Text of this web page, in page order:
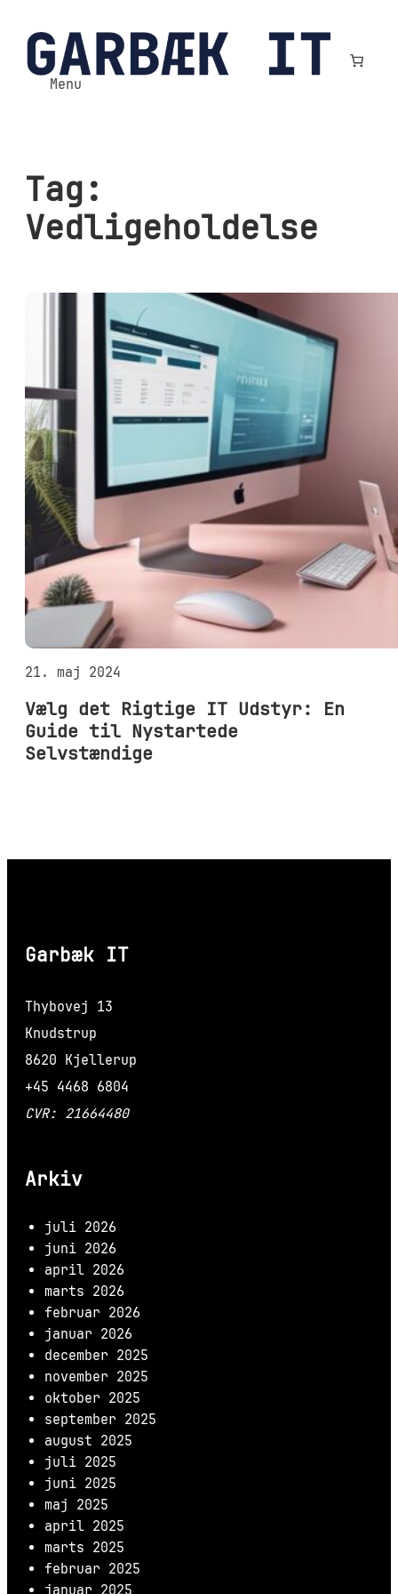
til
indhold
Menu
Tag:
Vedligeholdelse
21. maj 2024
Vælg det Rigtige IT Udstyr: En
Guide til Nystartede
Selvstændige
Garbæk IT
Thybovej 13
Knudstrup
8620 Kjellerup
+45 4468 6804
CVR: 21664480
Arkiv
juli 2026
juni 2026
april 2026
marts 2026
februar 2026
januar 2026
december 2025
november 2025
oktober 2025
september 2025
august 2025
juli 2025
juni 2025
maj 2025
april 2025
marts 2025
februar 2025